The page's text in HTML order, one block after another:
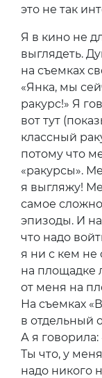
это не так
Я в кино не
выглядеть.
на съемках
«Янка, мы
ракурс!» Я
вот тут
классный
потому что
«ракурсы».
я выгляжу!
самое
эпизоды. И
что надо
я ни с кем
на площадке
от меня на
На съемках
в отдельный
А я
Ты что, у
надо никого